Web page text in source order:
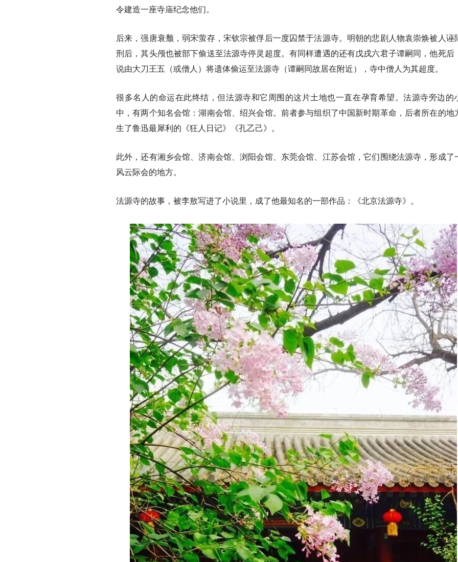
令建造一座寺庙纪念他们。
后来，强唐衰颓，弱宋萤存，宋钦宗被俘后一度囚禁于法源寺。明朝的悲剧人物袁崇焕被人诬
刑后，其头颅也被部下偷送至法源寺停灵超度。有同样遭遇的还有戊戌六君子谭嗣同，他死后
说由大刀王五（或僧人）将遗体偷运至法源寺（谭嗣同故居在附近），寺中僧人为其超度。
很多名人的命运在此终结，但法源寺和它周围的这片土地也一直在孕育希望。法源寺旁边的
中，有两个知名会馆：湖南会馆、绍兴会馆。前者参与组织了中国新时期革命，后者所在的地
生了鲁迅最犀利的《狂人日记》《孔乙己》。
此外，还有湘乡会馆、济南会馆、浏阳会馆、东莞会馆、江苏会馆，它们围绕法源寺，形成了
风云际会的地方。
法源寺的故事，被李敖写进了小说里，成了他最知名的一部作品：《北京法源寺》。